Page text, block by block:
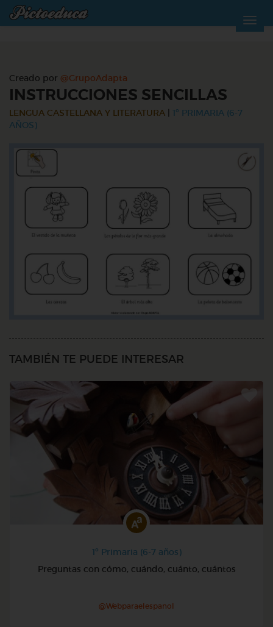
Creado por @GrupoAdapta
INSTRUCCIONES SENCILLAS
LENGUA CASTELLANA Y LITERATURA
1º PRIMARIA (6-7
AÑOS)
TAMBIÉN TE PUEDE INTERESAR
1º Primaria (6-7 años)
Preguntas con cómo, cuándo, cuánto, cuántos
@Webparaelespanol